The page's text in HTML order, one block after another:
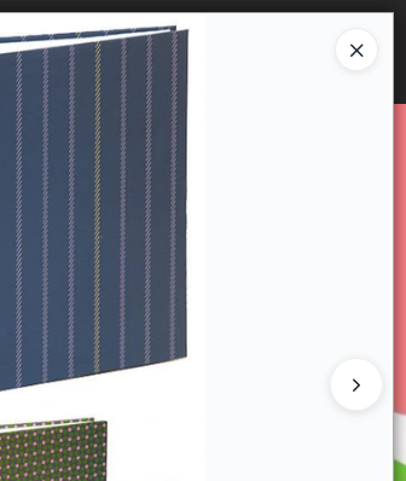
Ingresar a la Tienda
COMPRAR CONTACTO